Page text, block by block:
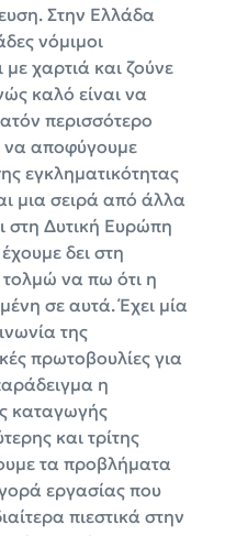
Στην Ελλάδα
νόμιμοι
χαρτιά και ζούνε
καλό είναι να
περισσότερο
να αποφύγουμε
εγκληματικότητας
μια σειρά από άλλα
στη Δυτική Ευρώπη
δει στη
τολμώ να πω ότι η
σε αυτά. Έχει μία
της
πρωτοβουλίες για
η
καταγωγής
και τρίτης
τα προβλήματα
εργασίας που
πιεστικά στην